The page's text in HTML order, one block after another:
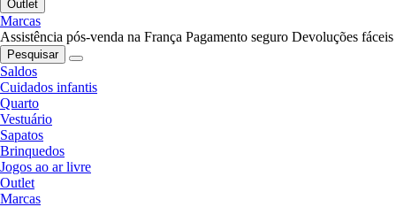
Outlet
Marcas
Assistência pós-venda na França Pagamento seguro Devoluções fáceis
Pesquisar
Saldos
Cuidados infantis
Quarto
Vestuário
Sapatos
Brinquedos
Jogos ao ar livre
Outlet
Marcas